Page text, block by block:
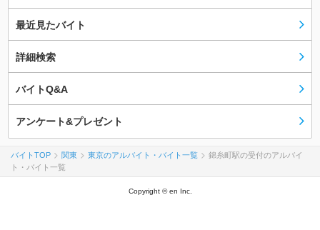
最近見たバイト
詳細検索
バイトQ&A
アンケート&プレゼント
バイトTOP 関東 東京のアルバイト・バイト一覧
錦糸町駅の受付のアルバイ
ト・バイト一覧
Copyright © en Inc.